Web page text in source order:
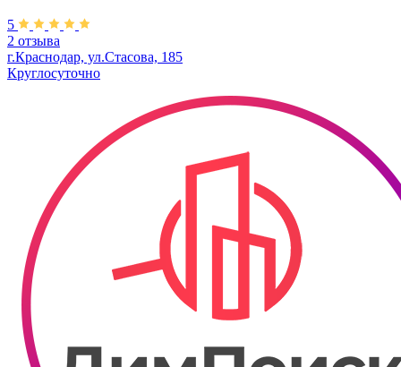
5
2 отзыва
г.Краснодар, ул.Стасова, 185
Круглосуточно